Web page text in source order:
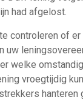
had afgelost.
controleren of er
uw
welke
vroegtijdig
hanteren